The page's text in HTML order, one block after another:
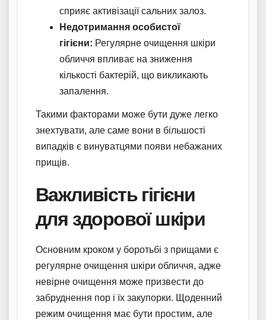
сприяє активізації сальних залоз.
Недотримання особистої
гігієни: Регулярне очищення шкіри
обличчя впливає на зниження
кількості бактерій, що викликають
запалення.
Такими факторами може бути дуже легко
знехтувати, але саме вони в більшості
випадків є винуватцями появи небажаних
прищів.
Важливість гігієни
для здорової шкіри
Основним кроком у боротьбі з прищами є
регулярне очищення шкіри обличчя, адже
невірне очищення може призвести до
забруднення пор і їх закупорки. Щоденний
режим очищення має бути простим, але